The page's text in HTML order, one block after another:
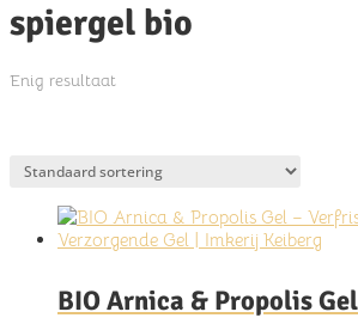
spiergel bio
Enig resultaat
BIO Arnica & Propolis